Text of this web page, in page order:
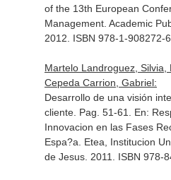
of the 13th European
Management. Academic
2012. ISBN 978-1-908272-
Martelo Landroguez, Silvia,
Cepeda Carrion, Gabriel:
Desarrollo de una visión
cliente. Pag. 51-61. En:
Innovacion en las Fases
Espa?a. Etea, Institucion
de Jesus. 2011. ISBN 978-